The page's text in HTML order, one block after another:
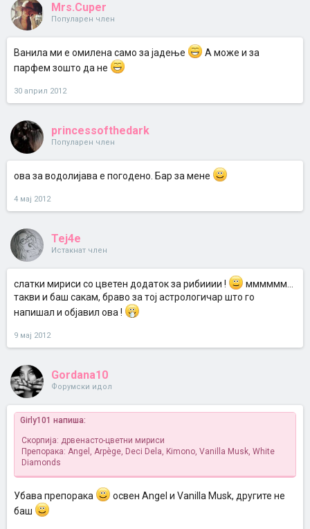
Mrs.Cuper
Популарен член
Ванила ми е омилена само за јадење
А може и за
парфем зошто да не
30 април 2012
princessofthedark
Популарен член
ова за водолијава е погодено. Бар за мене
4 мај 2012
Tej4e
Истакнат член
слатки мириси со цветен додаток за рибииии !
мммммм...
такви и баш сакам, браво за тој астрологичар што го
напишал и објавил ова !
9 мај 2012
Gordana10
Форумски идол
Girly101 напиша:
Скорпија: дрвенасто-цветни мириси
Препорака: Angel, Arpège, Deci Dela, Kimono, Vanilla Musk, White
Diamonds
Убава препорака
освен Angel и Vanilla Musk, другите не
баш